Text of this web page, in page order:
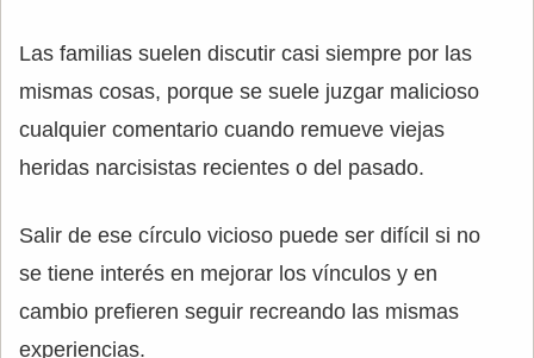
Las familias suelen discutir casi siempre por las
mismas cosas, porque se suele juzgar malicioso
cualquier comentario cuando remueve viejas
heridas narcisistas recientes o del pasado.
Salir de ese círculo vicioso puede ser difícil si no
se tiene interés en mejorar los vínculos y en
cambio prefieren seguir recreando las mismas
experiencias.